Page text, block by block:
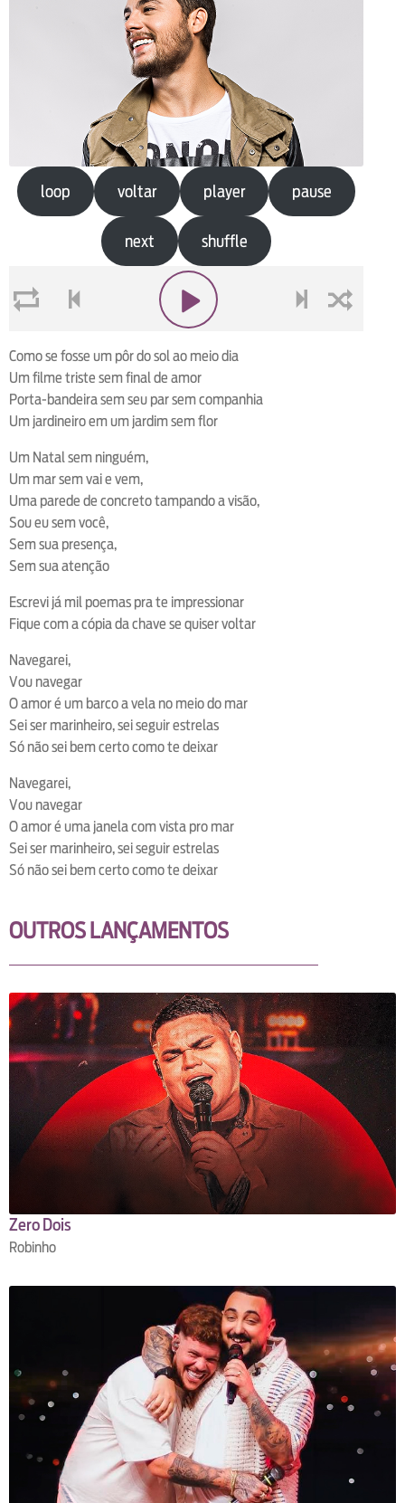
loop voltar player pause
next shuffle
Como se fosse um pôr do sol ao meio dia
Um filme triste sem final de amor
Porta-bandeira sem seu par sem companhia
Um jardineiro em um jardim sem flor
Um Natal sem ninguém,
Um mar sem vai e vem,
Uma parede de concreto tampando a visão,
Sou eu sem você,
Sem sua presença,
Sem sua atenção
Escrevi já mil poemas pra te impressionar
Fique com a cópia da chave se quiser voltar
Navegarei,
Vou navegar
O amor é um barco a vela no meio do mar
Sei ser marinheiro, sei seguir estrelas
Só não sei bem certo como te deixar
Navegarei,
Vou navegar
O amor é uma janela com vista pro mar
Sei ser marinheiro, sei seguir estrelas
Só não sei bem certo como te deixar
OUTROS LANÇAMENTOS
Zero Dois
Robinho